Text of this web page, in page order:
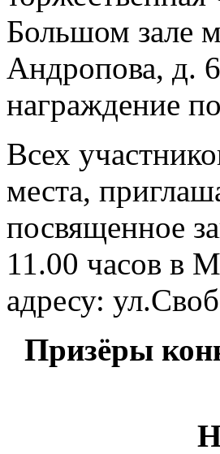
Большом зале
Андропова, д.
награждение
Всех
места,
посвященное
11.00 часов в
адресу:
Призёры